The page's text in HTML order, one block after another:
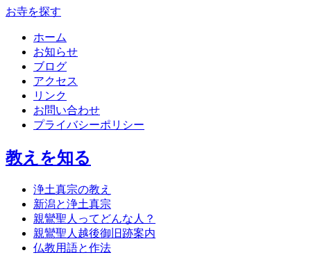
お寺を探す
ホーム
お知らせ
ブログ
アクセス
リンク
お問い合わせ
プライバシーポリシー
教えを知る
浄土真宗の教え
新潟と浄土真宗
親鸞聖人ってどんな人？
親鸞聖人越後御旧跡案内
仏教用語と作法